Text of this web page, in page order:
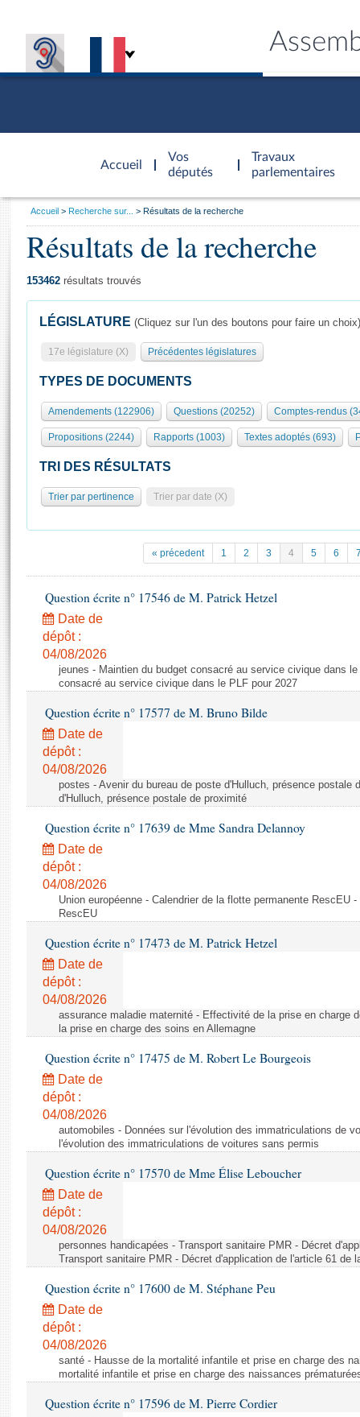
Accueil
d'accueil
Vos
députés
Travaux
parlementaires
Présidence
577 députés
Groupes politiques
Séance publique
Commissions et autres organes
Europe et International
Pétitions
Projets de loi
Propositions de loi
Amendements
Textes adoptés
Rapports législatifs
Rapports sur l'application des lois
Baromètre de l’application des lois
Dossiers législatifs
Budget et sécurité sociale
Questions écrites et orales
Comptes rendus des débats
Général
Rôle et pouvoirs de l'Assemblée
Organisation de l'Assemblée
Présidence Conférence des Présidents Bureau Collège des
Statistiques et chiffres clés
Documents de référence
( Constitution | Règlement de l'Assemblée ... )
Histoire
Juniors
Anciennes législatures
Visiter l'Assemblée
Visite virtuelle du palais Bourbon
Assister à une séance
Contacts et plan d'accès
Photos libres de droit
Vous
Accueil Recherche sur... Résultats de la recherche
Résultats de la recherche
153462 résultats trouvés
LÉGISLATURE (Cliquez sur l'un des boutons pour faire un choix)
17e législature (X) Précédentes législatures
TYPES DE DOCUMENTS
Amendements (122906) Questions (20252) Comptes-rendus
Propositions (2244) Rapports (1003) Textes adoptés (693)
TRI DES RÉSULTATS
Trier par pertinence Trier par date (X)
« précedent 1 2 3 4 5 6
Question écrite n° 17546 de M. Patrick Hetzel
Date de
dépôt :
04/08/2026
jeunes - Maintien du budget consacré au service civique dans
consacré au service civique dans le PLF pour 2027
Question écrite n° 17577 de M. Bruno Bilde
Date de
dépôt :
04/08/2026
postes - Avenir du bureau de poste d'Hulluch, présence postale
d'Hulluch, présence postale de proximité
Question écrite n° 17639 de Mme Sandra Delannoy
Date de
dépôt :
04/08/2026
Union européenne - Calendrier de la flotte permanente RescEU
RescEU
Question écrite n° 17473 de M. Patrick Hetzel
Date de
dépôt :
04/08/2026
assurance maladie maternité - Effectivité de la prise en charge
la prise en charge des soins en Allemagne
Question écrite n° 17475 de M. Robert Le Bourgeois
Date de
dépôt :
04/08/2026
automobiles - Données sur l'évolution des immatriculations de
l'évolution des immatriculations de voitures sans permis
Question écrite n° 17570 de Mme Élise Leboucher
Date de
dépôt :
04/08/2026
personnes handicapées - Transport sanitaire PMR - Décret
Transport sanitaire PMR - Décret d'application de l'article 61 de
Question écrite n° 17600 de M. Stéphane Peu
Date de
dépôt :
04/08/2026
santé - Hausse de la mortalité infantile et prise en charge des
mortalité infantile et prise en charge des naissances
Question écrite n° 17596 de M. Pierre Cordier